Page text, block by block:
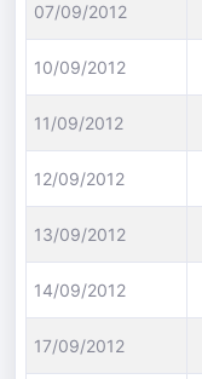
07/09/2012
10/09/2012
11/09/2012
12/09/2012
13/09/2012
14/09/2012
17/09/2012